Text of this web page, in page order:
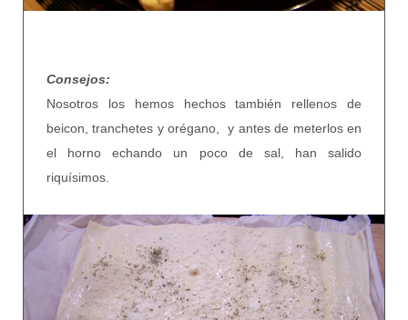
Consejos:
Nosotros los hemos hechos también rellenos de
beicon, tranchetes y orégano, y antes de meterlos en
el horno echando un poco de sal, han salido
riquísimos.